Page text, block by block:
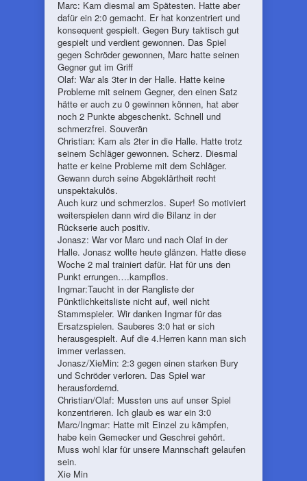
Marc: Kam diesmal am Spätesten. Hatte aber
dafür ein 2:0 gemacht. Er hat konzentriert und
konsequent gespielt. Gegen Bury taktisch gut
gespielt und verdient gewonnen. Das Spiel
gegen Schröder gewonnen, Marc hatte seinen
Gegner gut im Griff
Olaf: War als 3ter in der Halle. Hatte keine
Probleme mit seinem Gegner, den einen Satz
hätte er auch zu 0 gewinnen können, hat aber
noch 2 Punkte abgeschenkt. Schnell und
schmerzfrei. Souverän
Christian: Kam als 2ter in die Halle. Hatte trotz
seinem Schläger gewonnen. Scherz. Diesmal
hatte er keine Probleme mit dem Schläger.
Gewann durch seine Abgeklärtheit recht
unspektakulös.
Auch kurz und schmerzlos. Super! So motiviert
weiterspielen dann wird die Bilanz in der
Rückserie auch positiv.
Jonasz: War vor Marc und nach Olaf in der
Halle. Jonasz wollte heute glänzen. Hatte diese
Woche 2 mal trainiert dafür. Hat für uns den
Punkt errungen….kampflos.
Ingmar:Taucht in der Rangliste der
Pünktlichkeitsliste nicht auf, weil nicht
Stammspieler. Wir danken Ingmar für das
Ersatzspielen. Sauberes 3:0 hat er sich
herausgespielt. Auf die 4.Herren kann man sich
immer verlassen.
Jonasz/XieMin: 2:3 gegen einen starken Bury
und Schröder verloren. Das Spiel war
herausfordernd.
Christian/Olaf: Mussten uns auf unser Spiel
konzentrieren. Ich glaub es war ein 3:0
Marc/Ingmar: Hatte mit Einzel zu kämpfen,
habe kein Gemecker und Geschrei gehört.
Muss wohl klar für unsere Mannschaft gelaufen
sein.
Xie Min